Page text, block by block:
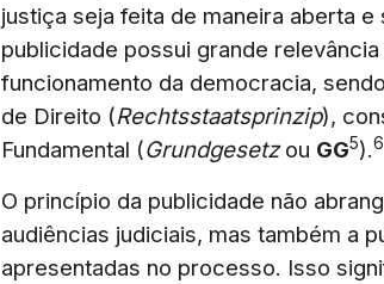
justiça seja feita de maneira aberta
publicidade possui grande
funcionamento da democracia,
de Direito (Rechtsstaatsprinzip),
Fundamental (Grundgesetzou GG5).6
O princípio da publicidade não
audiências judiciais, mas também a
apresentadas no processo. Isso